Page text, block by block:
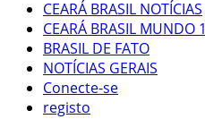
CEARÁ BRASIL NOTÍCIAS
CEARÁ BRASIL MUNDO 1
BRASIL DE FATO
NOTÍCIAS GERAIS
Conecte-se
registo